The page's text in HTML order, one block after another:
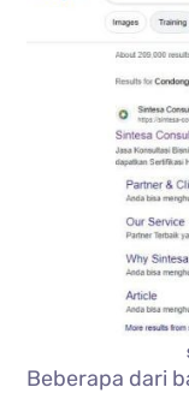
Beberapa dari